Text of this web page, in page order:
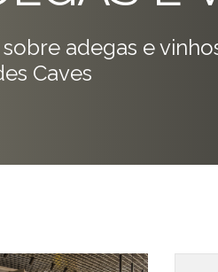
adegas e
Caves